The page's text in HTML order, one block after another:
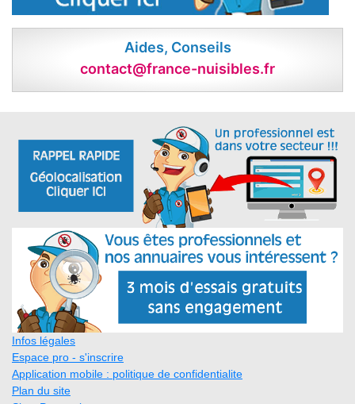
Aides, Conseils
contact@france-nuisibles.fr
Infos légales
Espace pro - s'inscrire
Application mobile : politique de confidentialite
Plan du site